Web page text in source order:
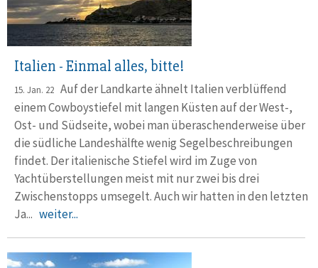
Italien - Einmal alles, bitte!
15. Jan. 22 Auf der Landkarte ähnelt Italien verblüffend
einem Cowboystiefel mit langen Küsten auf der West-,
Ost- und Südseite, wobei man überaschenderweise über
die südliche Landeshälfte wenig Segelbeschreibungen
findet. Der italienische Stiefel wird im Zuge von
Yachtüberstellungen meist mit nur zwei bis drei
Zwischenstopps umsegelt. Auch wir hatten in den letzten
Ja... weiter...